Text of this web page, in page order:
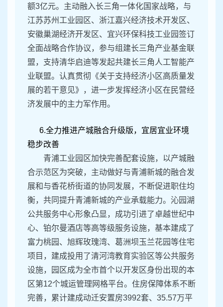
额3亿元。主动融入长三角一体化国家战略，与
江苏苏州工业园区、浙江嘉兴经济技术开发区、
安徽巢湖经济开发区、宜兴环保科技工业园签订
全面战略合作协议，参与组建长三角产业基金联
盟，支持清华启迪等发起共建长三角人工智能产
业联盟。认真贯彻《关于支持经济小区高质量发
展的若干意见》，进一步发挥经济小区在民营经
济发展中的主力军作用。
6.全力推进产城融合升级版，宜居宜业环境
稳步改善
青浦工业园区加快完善配套设施，以产城融
合示范区为突破，主动做好与青浦新城的融合发
展和与香花桥街道的协同发展，不断促进职住均
衡，共同提升青浦新城的产业承载能力。沁园湖
公共服务中心形象凸显，成功引进了卓越世纪中
心、铂尔曼酒店等高等级服务设施，基本建成了
富力桃园、旭辉玫瑰湾、葛洲坝玉兰花园等住宅
项目，建成投用了清河湾教育实验区等公共服务
设施，园区成为全市首个以开发区身份出现的本
区第12个城运管理网格平台。住房保障体系不断
完善，累计建成动迁安置房3992套、35.57万平